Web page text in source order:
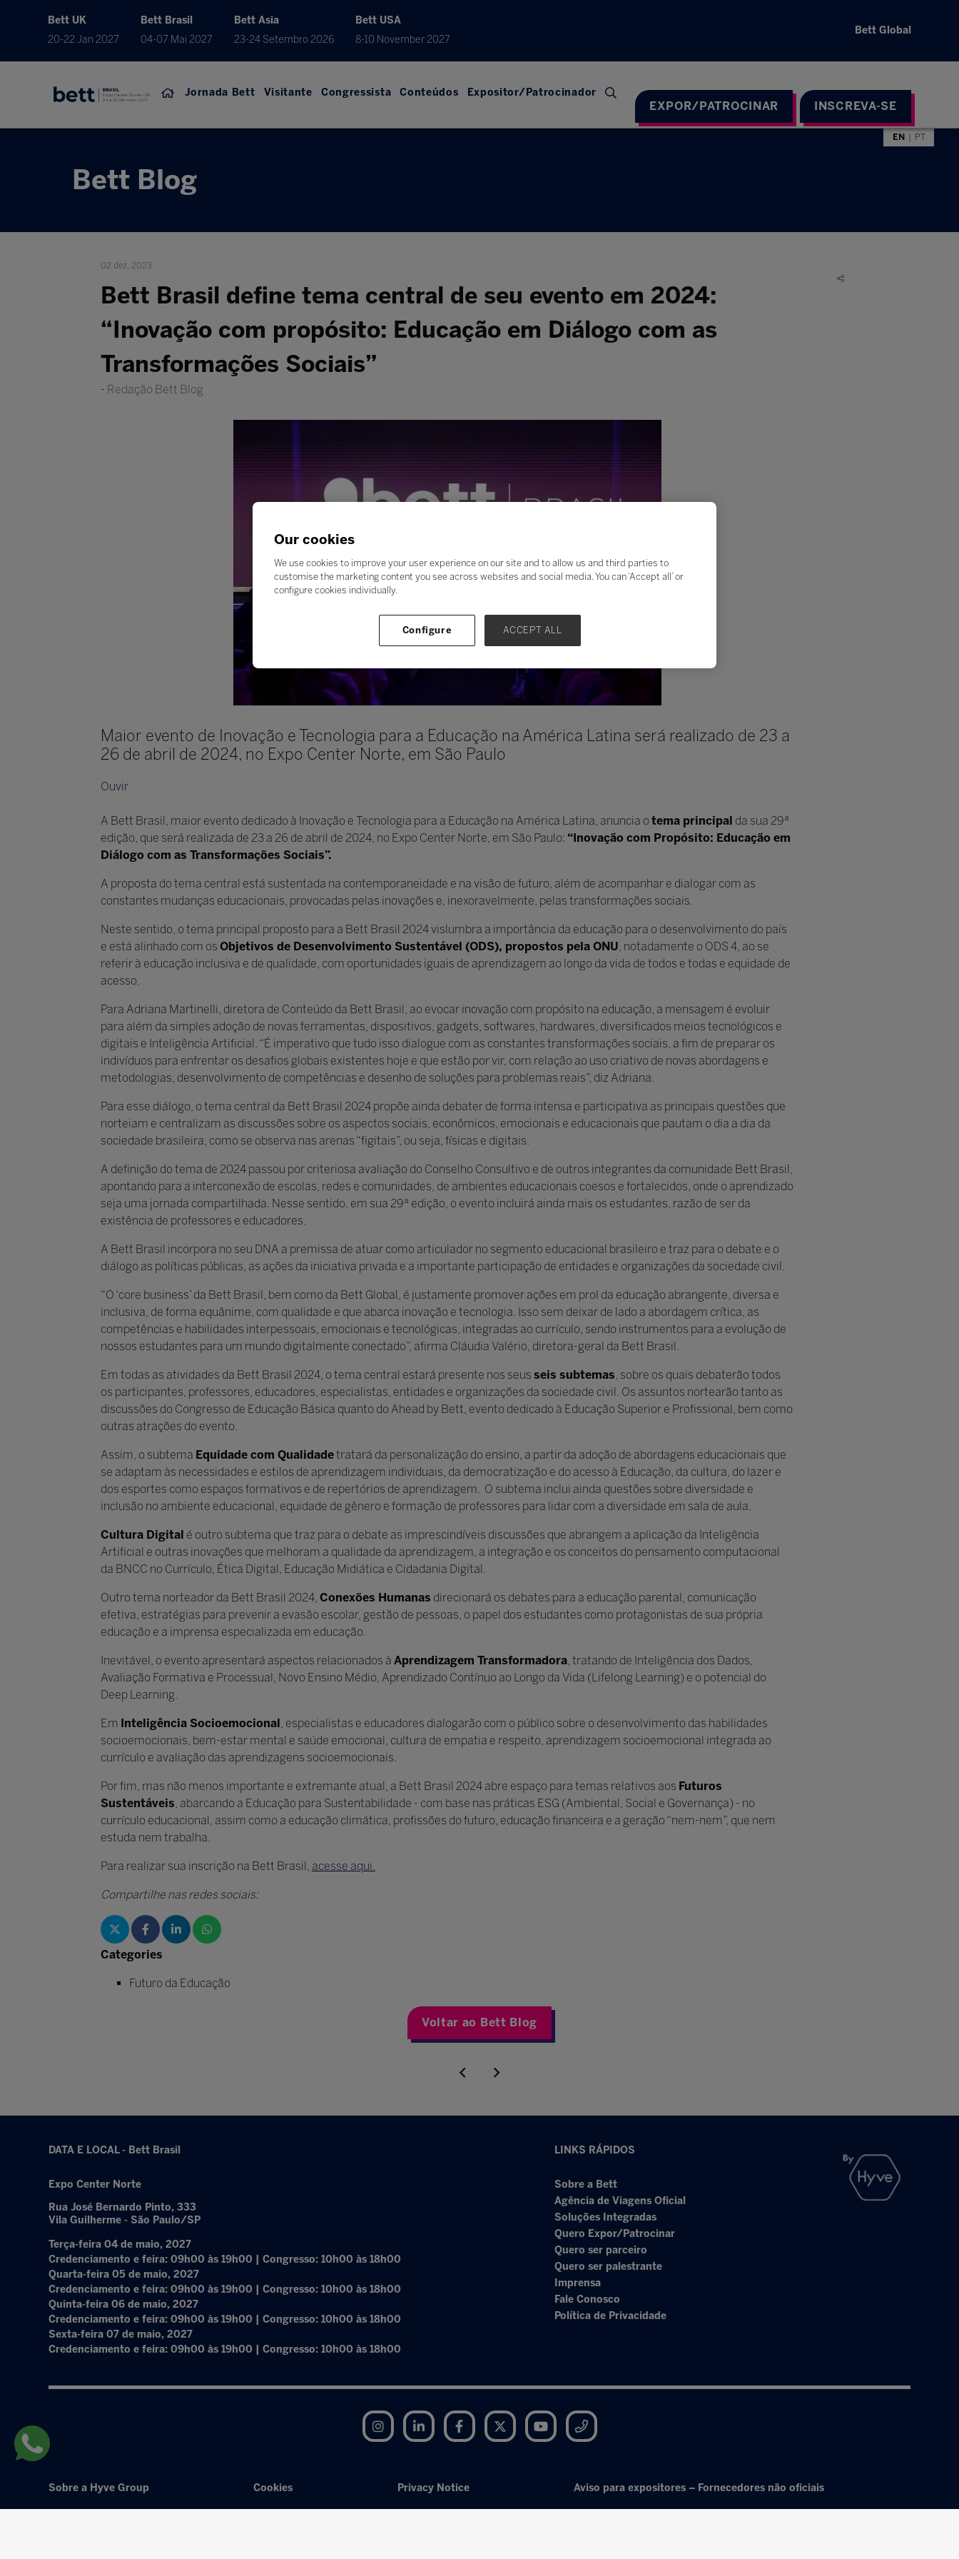
Bett UK
20-22 Jan 2027
Bett Brasil
04-07 Mai 2027
Bett Asia
23-24 Setembro 2026
Bett USA
8-10 November 2027
Bett Global
Jornada Bett Visitante Congressista Conteúdos Expositor/Patrocinador
EXPOR/PATROCINAR INSCREVA-SE
EN PT
Bett Blog
02 dez. 2023
Bett Brasil define tema central de seu evento em 2024:
“Inovação com propósito: Educação em Diálogo com as
Transformações Sociais”
Redação Bett Blog
Maior evento de Inovação e Tecnologia para a Educação na América Latina será realizado de 23 a
26 de abril de 2024, no Expo Center Norte, em São Paulo
Ouvir
A Bett Brasil, maior evento dedicado à Inovação e Tecnologia para a Educação na América Latina, anuncia otema principal da sua 29ª
edição, que será realizada de 23 a 26 de abril de 2024, no Expo Center Norte, em São Paulo: “Inovação com Propósito: Educação em
Diálogo com as Transformações Sociais”.
A proposta do tema central está sustentada na contemporaneidade e na visão de futuro, além de acompanhar e dialogar com as
constantes mudanças educacionais, provocadas pelas inovações e, inexoravelmente, pelas transformações sociais.
Neste sentido, o tema principal proposto para a Bett Brasil 2024 vislumbra a importância da educação para o desenvolvimento do país
e está alinhado com os Objetivos de Desenvolvimento Sustentável (ODS), propostos pela ONU, notadamente o ODS 4, ao se
referir à educação inclusiva e de qualidade, com oportunidades iguais de aprendizagem ao longo da vida de todos e todas e equidade de
acesso.
Para Adriana Martinelli, diretora de Conteúdo da Bett Brasil, ao evocar inovação com propósito na educação, a mensagem é evoluir
para além da simples adoção de novas ferramentas, dispositivos, gadgets, softwares, hardwares, diversificados meios tecnológicos e
digitais e Inteligência Artificial. “É imperativo que tudo isso dialogue com as constantes transformações sociais, a fim de preparar os
indivíduos para enfrentar os desafios globais existentes hoje e que estão por vir, com relação ao uso criativo de novas abordagens e
metodologias, desenvolvimento de competências e desenho de soluções para problemas reais”, diz Adriana.
Para esse diálogo, o tema central da Bett Brasil 2024 propõe ainda debater de forma intensa e participativa as principais questões que
norteiam e centralizam as discussões sobre os aspectos sociais, econômicos, emocionais e educacionais que pautam o dia a dia da
sociedade brasileira, como se observa nas arenas “figitais”, ou seja, físicas e digitais.
A definição do tema de 2024 passou por criteriosa avaliação do Conselho Consultivo e de outros integrantes da comunidade Bett Brasil,
apontando para a interconexão de escolas, redes e comunidades, de ambientes educacionais coesos e fortalecidos, onde o aprendizado
seja uma jornada compartilhada. Nesse sentido, em sua 29ª edição, o evento incluirá ainda mais os estudantes, razão de ser da
existência de professores e educadores.
A Bett Brasil incorpora no seu DNA a premissa de atuar como articulador no segmento educacional brasileiro e traz para o debate e o
diálogo as políticas públicas, as ações da iniciativa privada e a importante participação de entidades e organizações da sociedade civil.
“O ‘core business’ da Bett Brasil, bem como da Bett Global, é justamente promover ações em prol da educação abrangente, diversa e
inclusiva, de forma equânime, com qualidade e que abarca inovação e tecnologia. Isso sem deixar de lado a abordagem crítica, as
competências e habilidades interpessoais, emocionais e tecnológicas, integradas ao currículo, sendo instrumentos para a evolução de
nossos estudantes para um mundo digitalmente conectado”, afirma Cláudia Valério, diretora-geral da Bett Brasil.
Em todas as atividades da Bett Brasil 2024, o tema central estará presente nos seus seis subtemas, sobre os quais debaterão todos
os participantes, professores, educadores, especialistas, entidades e organizações da sociedade civil. Os assuntos nortearão tanto as
discussões do Congresso de Educação Básica quanto do Ahead by Bett, evento dedicado à Educação Superior e Profissional, bem como
outras atrações do evento.
Assim, o subtema Equidade com Qualidadetratará da personalização do ensino, a partir da adoção de abordagens educacionais que
se adaptam às necessidades e estilos de aprendizagem individuais, da democratização e do acesso à Educação, da cultura, do lazer e
dos esportes como espaços formativos e de repertórios de aprendizagem. O subtema inclui ainda questões sobre diversidade e
inclusão no ambiente educacional, equidade de gênero e formação de professores para lidar com a diversidade em sala de aula.
Cultura Digital é outro subtema que traz para o debate as imprescindíveis discussões que abrangem a aplicação da Inteligência
Artificial e outras inovações que melhoram a qualidade da aprendizagem, a integração e os conceitos do pensamento computacional
da BNCC no Currículo, Ética Digital, Educação Midiática e Cidadania Digital.
Outro tema norteador da Bett Brasil 2024, Conexões Humanas direcionará os debates para a educação parental, comunicação
efetiva, estratégias para prevenir a evasão escolar, gestão de pessoas, o papel dos estudantes como protagonistas de sua própria
educação e a imprensa especializada em educação.
Inevitável, o evento apresentará aspectos relacionados à Aprendizagem Transformadora, tratando de Inteligência dos Dados,
Avaliação Formativa e Processual, Novo Ensino Médio, Aprendizado Contínuo ao Longo da Vida (Lifelong Learning) e o potencial do
Deep Learning.
Em Inteligência Socioemocional, especialistas e educadores dialogarão com o público sobre o desenvolvimento das habilidades
socioemocionais, bem-estar mental e saúde emocional, cultura de empatia e respeito, aprendizagem socioemocional integrada ao
currículo e avaliação das aprendizagens socioemocionais.
Por fim, mas não menos importante e extremante atual, a Bett Brasil 2024 abre espaço para temas relativos aos Futuros
Sustentáveis, abarcando a Educação para Sustentabilidade - com base nas práticas ESG (Ambiental, Social e Governança) - no
currículo educacional, assim como a educação climática, profissões do futuro, educação financeira e a geração “nem-nem”, que nem
estuda nem trabalha.
Para realizar sua inscrição na Bett Brasil, acesse aqui.
Compartilhe nas redes sociais:
Categories
Futuro da Educação
Voltar ao Bett Blog
DATA E LOCAL - Bett Brasil
Expo Center Norte
Rua José Bernardo Pinto, 333
Vila Guilherme - São Paulo/SP
Terça-feira 04 de maio, 2027
Credenciamento e feira: 09h00 às 19h00 | Congresso: 10h00 às 18h00
Quarta-feira 05 de maio, 2027
Credenciamento e feira: 09h00 às 19h00 | Congresso: 10h00 às 18h00
Quinta-feira 06 de maio, 2027
Credenciamento e feira: 09h00 às 19h00 | Congresso: 10h00 às 18h00
Sexta-feira 07 de maio, 2027
Credenciamento e feira: 09h00 às 19h00 | Congresso: 10h00 às 18h00
LINKS RÁPIDOS
Sobre a Bett
Agência de Viagens Oficial
Soluções Integradas
Quero Expor/Patrocinar
Quero ser parceiro
Quero ser palestrante
Imprensa
Fale Conosco
Política de Privacidade
Instagram LinkedIn Facebook Twitter YouTube
Sobre a Hyve Group Cookies Privacy Notice Aviso para expositores – Fornecedores não oficiais
Our cookies
We use cookies to improve your user experience on our site and to allow us and third parties to
customise the marketing content you see across websites and social media. You can ‘Accept all’ or
configure cookies individually.
Configure ACCEPT ALL